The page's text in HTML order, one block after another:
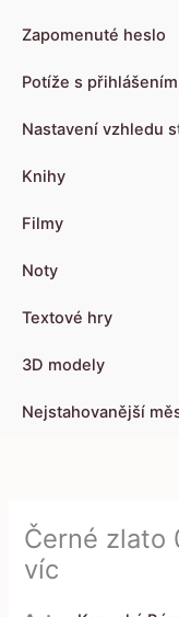
Zapomenuté heslo
Potíže s přihlášením
Nastavení vzhledu
Knihy
Filmy
Noty
Textové hry
3D modely
Nejstahovanější
Černé zlato
víc